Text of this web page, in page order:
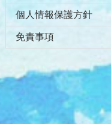
個人情報保護方針
免責事項